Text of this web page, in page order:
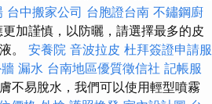
台中搬家公司 台胞證台南 不鏽鋼廚
加謹慎，以防曬，請選擇最多的皮
。 安養院 音波拉皮 杜拜簽證申請服
漏水 台南地區優質徵信社 記帳服
不易脫水，我們可以使用輕型噴霧